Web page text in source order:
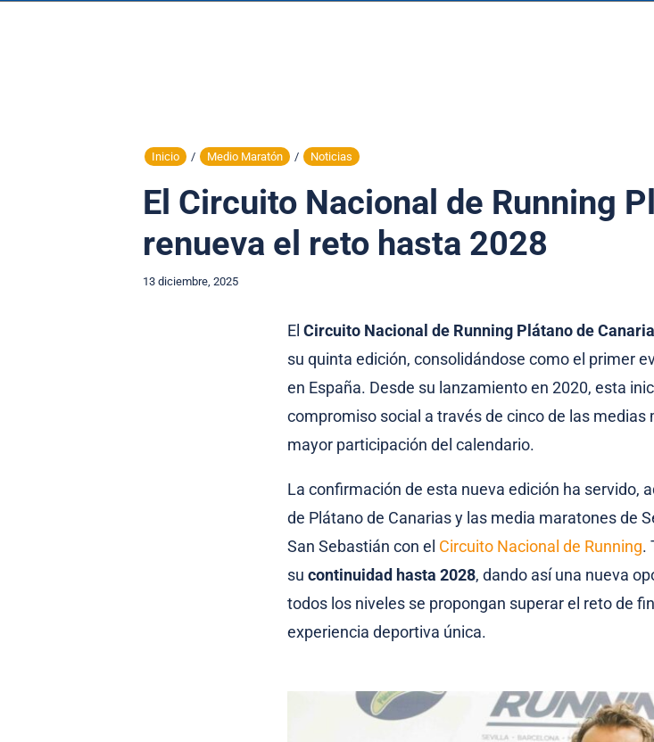
Inicio / Medio Maratón / Noticias
El Circuito Nacional de Running
renueva el reto hasta 2028
13 diciembre, 2025
El Circuito Nacional de Running Plátano de
su quinta edición, consolidándose como el primer
en España. Desde su lanzamiento en 2020, esta
compromiso social a través de cinco de las
mayor participación del calendario.
La confirmación de esta nueva edición ha servido,
de Plátano de Canarias y las media maratones de
San Sebastián con el Circuito Nacional de Running.
su continuidad hasta 2028, dando así una nueva
todos los niveles se propongan superar el reto de
experiencia deportiva única.